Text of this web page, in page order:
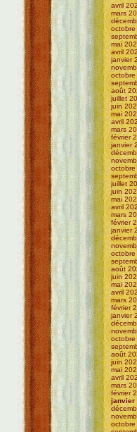
avril
mars
octobre
mai
avril
janvier
août
juillet
juin
mai
avril
mars
février
janvier
juillet
juin
mai
avril
mars
février
janvier
août
juin
mai
avril
mars
février
janvier
octobre
août
juin
mai
avril
mars
février
janvier